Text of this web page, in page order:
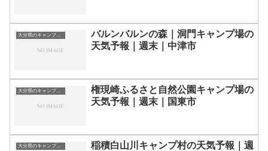
大分県のキャンプ場一覧
バルンバルンの森｜洞門キャンプ場の
天気予報｜週末｜中津市
大分県のキャンプ場一覧
権現崎ふるさと自然公園キャンプ場の
天気予報｜週末｜国東市
大分県のキャンプ場一覧
稲積白山川キャンプ村の天気予報｜週